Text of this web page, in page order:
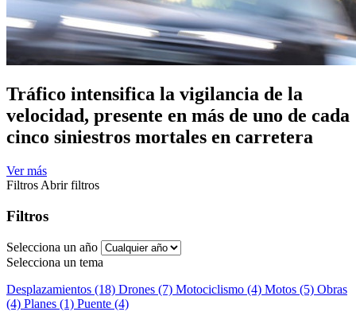
Tráfico intensifica la vigilancia de la
velocidad, presente en más de uno de cada
cinco siniestros mortales en carretera
Ver más
Filtros Abrir filtros
Filtros
Selecciona un año
Selecciona un tema
Desplazamientos (18) Drones (7) Motociclismo (4) Motos (5) Obras
(4) Planes (1) Puente (4)